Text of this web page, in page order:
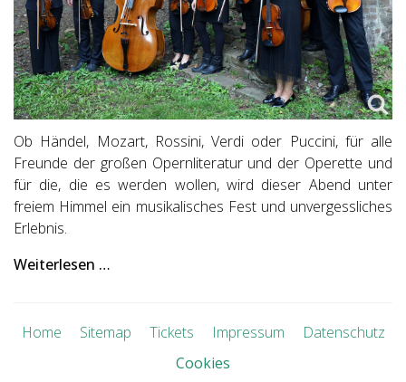
Ob Händel, Mozart, Rossini, Verdi oder Puccini, für alle
Freunde der großen Opernliteratur und der Operette und
für die, die es werden wollen, wird dieser Abend unter
freiem Himmel ein musikalisches Fest und unvergessliches
Erlebnis.
Weiterlesen …
Home Sitemap Tickets Impressum
Datenschutz
Cookies